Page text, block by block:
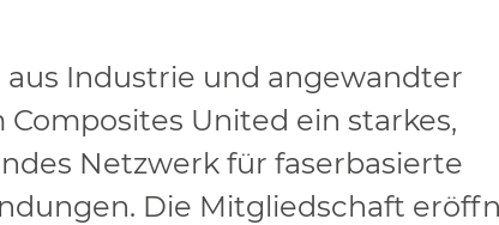
Industrie und angewandter
United ein starkes,
Netzwerk für faserbasierte
Die Mitgliedschaft